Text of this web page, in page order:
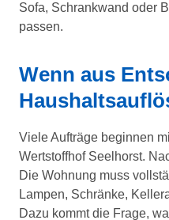
Sofa, Schrankwand oder
passen.
Wenn aus
Viele Aufträge beginnen
Wertstoffhof Seelhorst.
Die Wohnung muss
Lampen, Schränke,
Dazu kommt die Frage,